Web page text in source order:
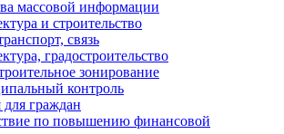
массовой информации
и строительство
связь
градостроительство
зонирование
контроль
граждан
по повышению финансовой